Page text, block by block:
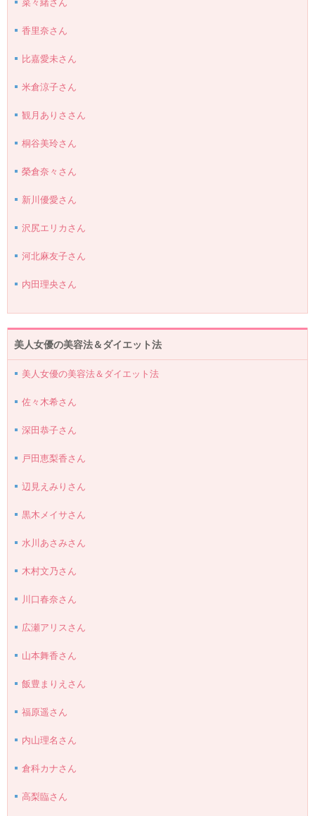
菜々緒さん
香里奈さん
比嘉愛未さん
米倉涼子さん
観月ありささん
桐谷美玲さん
榮倉奈々さん
新川優愛さん
沢尻エリカさん
河北麻友子さん
内田理央さん
美人女優の美容法＆ダイエット法
美人女優の美容法＆ダイエット法
佐々木希さん
深田恭子さん
戸田恵梨香さん
辺見えみりさん
黒木メイサさん
水川あさみさん
木村文乃さん
川口春奈さん
広瀬アリスさん
山本舞香さん
飯豊まりえさん
福原遥さん
内山理名さん
倉科カナさん
高梨臨さん